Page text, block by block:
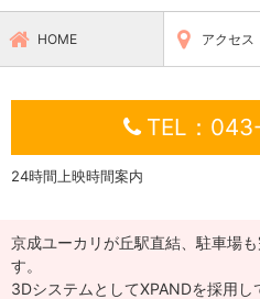
HOME アクセス
TEL：
24時間上映時間案内
京成ユーカリが丘駅直結、駐車場
す。
3DシステムとしてXPANDを採用